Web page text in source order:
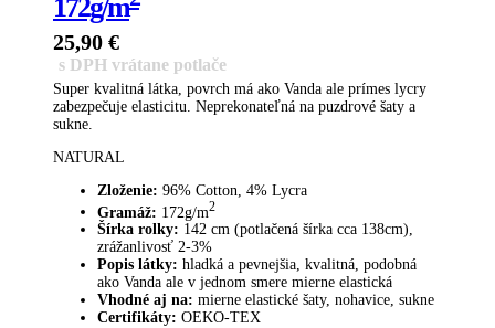
172g/m
25,90 €
s DPH vrátane potlače
Super kvalitná látka, povrch má ako Vanda ale prímes lycry
zabezpečuje elasticitu. Neprekonateľná na puzdrové šaty a
sukne.
NATURAL
Zloženie: 96% Cotton, 4% Lycra
Gramáž: 172g/m2
Šírka rolky: 142 cm (potlačená šírka cca 138cm),
zrážanlivosť 2-3%
Popis látky: hladká a pevnejšia, kvalitná, podobná
ako Vanda ale v jednom smere mierne elastická
Vhodné aj na: mierne elastické šaty, nohavice, sukne
Certifikáty: OEKO-TEX